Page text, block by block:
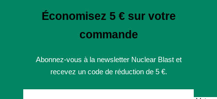
Économisez 5 € sur votre
commande
Abonnez-vous à la newsletter Nuclear Blast et
recevez un code de réduction de 5 €.